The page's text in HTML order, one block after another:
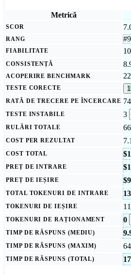
Metrică
SCOR
RANG
FIABILITATE
CONSISTENȚĂ
ACOPERIRE BENCHMARK
TESTE CORECTE
RATĂ DE TRECERE PE ÎNCERCARE
TESTE INSTABILE 3
RULĂRI TOTALE 66
COST PER REZULTAT
COST TOTAL
PREȚ DE INTRARE
PREȚ DE IEȘIRE
TOTAL TOKENURI DE INTRARE
TOKENURI DE IEȘIRE
TOKENURI DE RAȚIONAMENT 0
TIMP DE RĂSPUNS (MEDIU)
TIMP DE RĂSPUNS (MAXIM)
TIMP DE RĂSPUNS (TOTAL)